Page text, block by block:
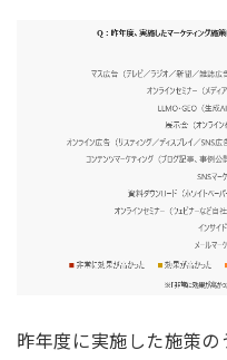
昨年度に実施した施策